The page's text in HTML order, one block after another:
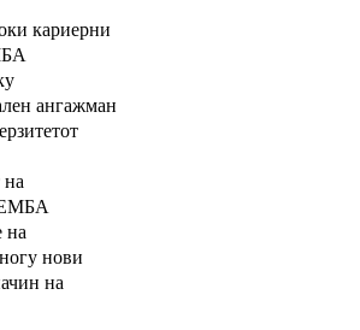
кариерни
ангажман
ЕМБА
на
нови
на